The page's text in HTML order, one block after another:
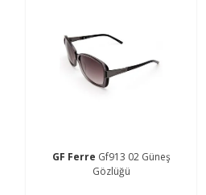
GF Ferre Gf913 02 Güneş
Gözlüğü